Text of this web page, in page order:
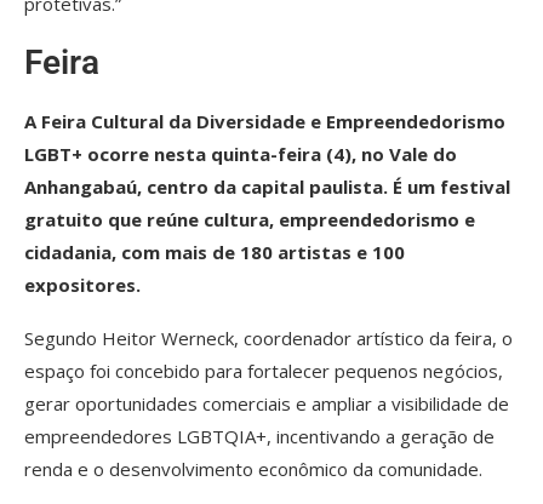
Feira
A Feira Cultural da Diversidade e Empreendedorismo
LGBT+ ocorre nesta quinta-feira (4), no Vale do
Anhangabaú, centro da capital paulista. É um festival
gratuito que reúne cultura, empreendedorismo e
cidadania, com mais de 180 artistas e 100
expositores.
Segundo Heitor Werneck, coordenador artístico da feira, o
espaço foi concebido para fortalecer pequenos negócios,
gerar oportunidades comerciais e ampliar a visibilidade de
empreendedores LGBTQIA+, incentivando a geração de
renda e o desenvolvimento econômico da comunidade.